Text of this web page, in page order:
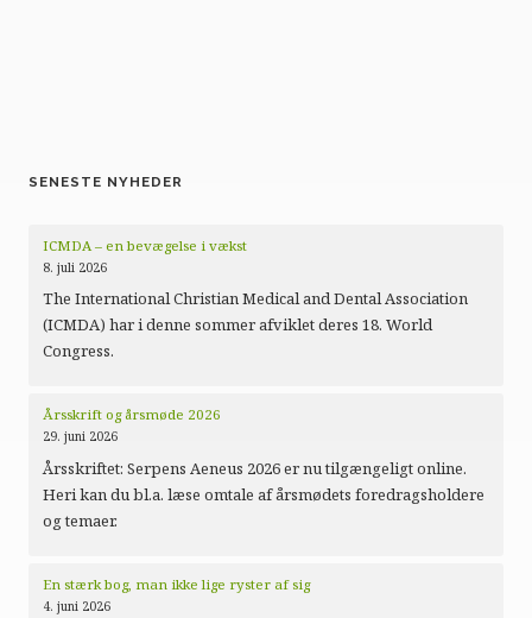
SENESTE NYHEDER
ICMDA – en bevægelse i vækst
8. juli 2026
The International Christian Medical and Dental Association
(ICMDA) har i denne sommer afviklet deres 18. World
Congress.
Årsskrift og årsmøde 2026
29. juni 2026
Årsskriftet: Serpens Aeneus 2026 er nu tilgængeligt online.
Heri kan du bl.a. læse omtale af årsmødets foredragsholdere
og temaer.
En stærk bog, man ikke lige ryster af sig
4. juni 2026